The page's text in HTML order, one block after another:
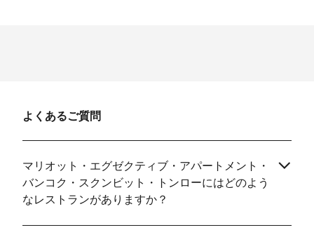
よくあるご質問
マリオット・エグゼクティブ・アパートメント・
バンコク・スクンビット・トンローにはどのよう
なレストランがありますか？